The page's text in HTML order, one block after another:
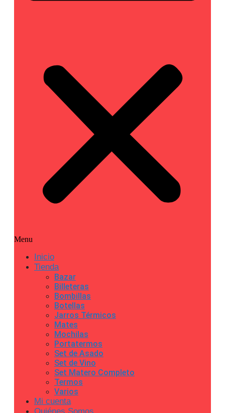
Menu
Inicio
Tienda
Bazar
Billeteras
Bombillas
Botellas
Jarros Térmicos
Mates
Mochilas
Portatermos
Set de Asado
Set de Vino
Set Matero Completo
Termos
Varios
Mi cuenta